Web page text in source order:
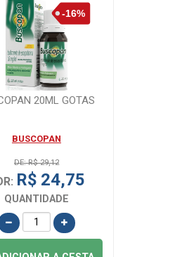
20ML GOTAS
BUSCOPAN
DE: R$ 29,12
R$ 24,75
QUANTIDADE